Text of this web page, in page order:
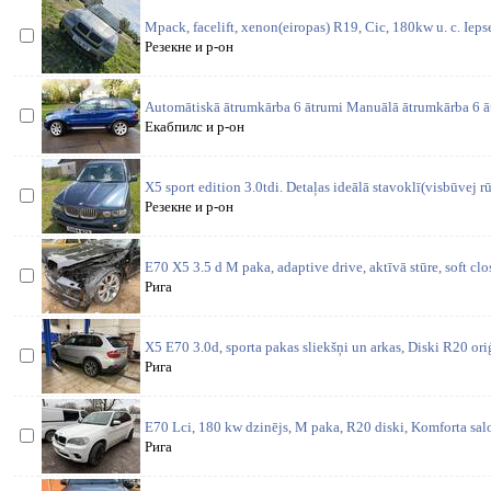
Mpack, facelift, xenon(eiropas) R19, Cic, 180kw u. c.
Резекне и р-он
Automātiskā ātrumkārba 6 ātrumi Manuālā ātrumkārba 6
Екабпилс и р-он
X5 sport edition 3.0tdi. Detaļas ideālā stavoklī(visbūvej
Резекне и р-он
E70 X5 3.5 d M paka, adaptive drive, aktīvā stūre, soft
Рига
X5 E70 3.0d, sporta pakas sliekšņi un arkas, Diski R20
Рига
E70 Lci, 180 kw dzinējs, M paka, R20 diski, Komforta
Рига